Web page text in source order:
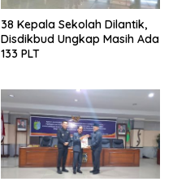
38 Kepala Sekolah Dilantik,
Disdikbud Ungkap Masih Ada
133 PLT